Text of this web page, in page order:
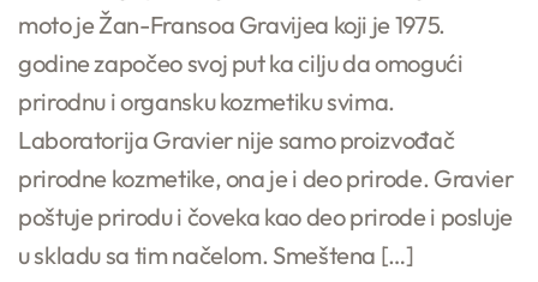
moto je Žan-Fransoa Gravijea koji je 1975.
godine započeo svoj put ka cilju da omogući
prirodnu i organsku kozmetiku svima.
Laboratorija Gravier nije samo proizvođač
prirodne kozmetike, ona je i deo prirode. Gravier
poštuje prirodu i čoveka kao deo prirode i posluje
u skladu sa tim načelom. Smeštena […]